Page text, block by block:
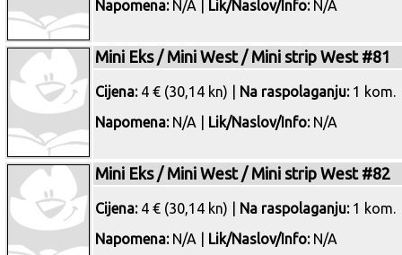
Napomena:N/A | Lik/Naslov/Info:N/A
Mini Eks / Mini West / Mini strip West #81
Cijena:4 € (30,14 kn) | Na raspolaganju:1 kom.
Napomena:N/A | Lik/Naslov/Info:N/A
Mini Eks / Mini West / Mini strip West #82
Cijena:4 € (30,14 kn) | Na raspolaganju:1 kom.
Napomena:N/A | Lik/Naslov/Info:N/A